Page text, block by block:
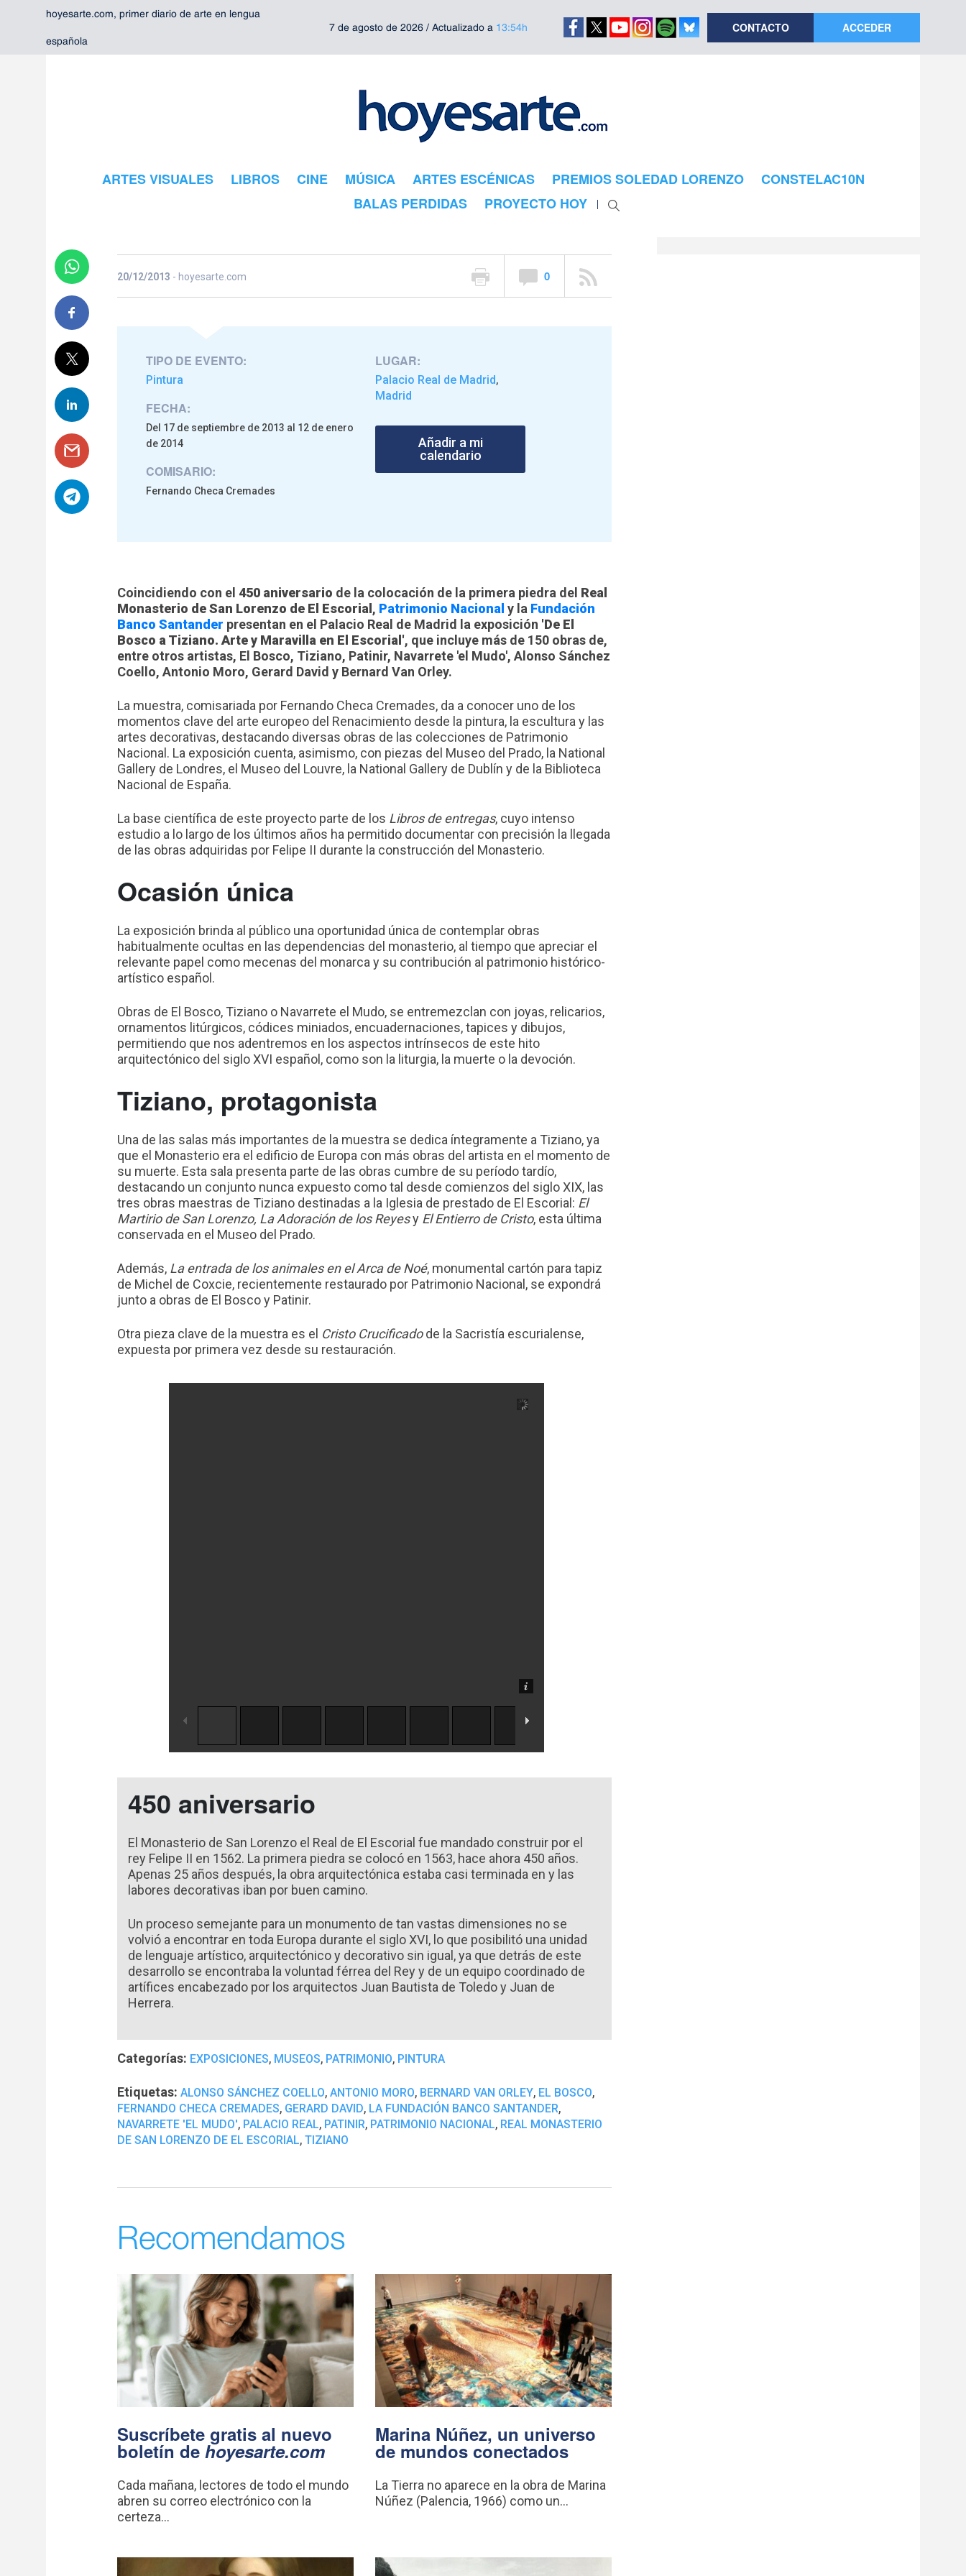
hoyesarte.com, primer diario de arte en lengua
española
7 de agosto de 2026 / Actualizado a 13:54h CONTACTO ACCEDER
ARTES VISUALES LIBROS CINE MÚSICA ARTES ESCÉNICAS PREMIOS SOLEDAD LORENZO
CONSTELAC10N
BALAS PERDIDAS
PROYECTO HOY
De El Bosco a Tiziano, arte
y maravilla en El Escorial
20/12/2013 - hoyesarte.com 0
TIPO DE EVENTO:
Pintura
FECHA:
Del 17 de septiembre de 2013 al 12 de enero
de 2014
COMISARIO:
Fernando Checa Cremades
LUGAR:
Palacio Real de Madrid,
Madrid
Añadir a mi
calendario
Coincidiendo con el 450 aniversario de la colocación de la primera piedra del Real
Monasterio de San Lorenzo de El Escorial , Patrimonio Nacional y la Fundación
Banco Santander presentan en el Palacio Real de Madrid la exposición 'De El
Bosco a Tiziano. Arte y Maravilla en El Escorial', que incluye más de 150 obras de,
entre otros artistas, El Bosco, Tiziano, Patinir, Navarrete 'el Mudo', Alonso Sánchez
Coello, Antonio Moro, Gerard David y Bernard Van Orley.
La muestra, comisariada por Fernando Checa Cremades, da a conocer uno de los
momentos clave del arte europeo del Renacimiento desde la pintura, la escultura y las
artes decorativas, destacando diversas obras de las colecciones de Patrimonio
Nacional. La exposición cuenta, asimismo, con piezas del Museo del Prado, la National
Gallery de Londres, el Museo del Louvre, la National Gallery de Dublín y de la Biblioteca
Nacional de España.
La base científica de este proyecto parte de los Libros de entregas, cuyo intenso
estudio a lo largo de los últimos años ha permitido documentar con precisión la llegada
de las obras adquiridas por Felipe II durante la construcción del Monasterio.
Ocasión única
La exposición brinda al público una oportunidad única de contemplar obras
habitualmente ocultas en las dependencias del monasterio, al tiempo que apreciar el
relevante papel como mecenas del monarca y su contribución al patrimonio histórico-
artístico español.
Obras de El Bosco, Tiziano o Navarrete el Mudo, se entremezclan con joyas, relicarios,
ornamentos litúrgicos, códices miniados, encuadernaciones, tapices y dibujos,
permitiendo que nos adentremos en los aspectos intrínsecos de este hito
arquitectónico del siglo XVI español, como son la liturgia, la muerte o la devoción.
Tiziano, protagonista
Una de las salas más importantes de la muestra se dedica íntegramente a Tiziano, ya
que el Monasterio era el edificio de Europa con más obras del artista en el momento de
su muerte. Esta sala presenta parte de las obras cumbre de su período tardío,
destacando un conjunto nunca expuesto como tal desde comienzos del siglo XIX, las
tres obras maestras de Tiziano destinadas a la Iglesia de prestado de El Escorial: El
Martirio de San Lorenzo, La Adoración de los Reyesy El Entierro de Cristo, esta última
conservada en el Museo del Prado.
Además, La entrada de los animales en el Arca de Noé, monumental cartón para tapiz
de Michel de Coxcie, recientemente restaurado por Patrimonio Nacional, se expondrá
junto a obras de El Bosco y Patinir.
Otra pieza clave de la muestra es el Cristo Crucificadode la Sacristía escurialense,
expuesta por primera vez desde su restauración.
450 aniversario
El Monasterio de San Lorenzo el Real de El Escorial fue mandado construir por el
rey Felipe II en 1562. La primera piedra se colocó en 1563, hace ahora 450 años.
Apenas 25 años después, la obra arquitectónica estaba casi terminada en y las
labores decorativas iban por buen camino.
Un proceso semejante para un monumento de tan vastas dimensiones no se
volvió a encontrar en toda Europa durante el siglo XVI, lo que posibilitó una unidad
de lenguaje artístico, arquitectónico y decorativo sin igual, ya que detrás de este
desarrollo se encontraba la voluntad férrea del Rey y de un equipo coordinado de
artífices encabezado por los arquitectos Juan Bautista de Toledo y Juan de
Herrera.
Categorías: EXPOSICIONES, MUSEOS, PATRIMONIO, PINTURA
Etiquetas: ALONSO SÁNCHEZ COELLO, ANTONIO MORO, BERNARD VAN ORLEY, EL BOSCO,
FERNANDO CHECA CREMADES, GERARD DAVID, LA FUNDACIÓN BANCO SANTANDER,
NAVARRETE 'EL MUDO', PALACIO REAL, PATINIR, PATRIMONIO NACIONAL, REAL MONASTERIO
DE SAN LORENZO DE EL ESCORIAL, TIZIANO
Recomendamos
Suscríbete gratis al nuevo
boletín de hoyesarte.com
Cada mañana, lectores de todo el mundo
abren su correo electrónico con la
certeza...
Marina Núñez, un universo
de mundos conectados
La Tierra no aparece en la obra de Marina
Núñez (Palencia, 1966) como un...